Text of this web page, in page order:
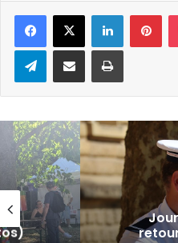
Linkedin
TelegramPartager par e-mail Imprimer